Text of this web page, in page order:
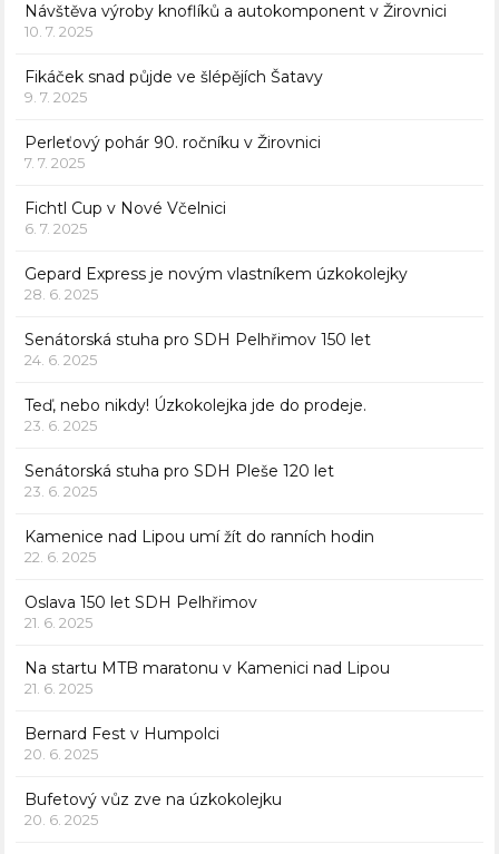
Návštěva výroby knoflíků a autokomponent v Žirovnici
10. 7. 2025
Fikáček snad půjde ve šlépějích Šatavy
9. 7. 2025
Perleťový pohár 90. ročníku v Žirovnici
7. 7. 2025
Fichtl Cup v Nové Včelnici
6. 7. 2025
Gepard Express je novým vlastníkem úzkokolejky
28. 6. 2025
Senátorská stuha pro SDH Pelhřimov 150 let
24. 6. 2025
Teď, nebo nikdy! Úzkokolejka jde do prodeje.
23. 6. 2025
Senátorská stuha pro SDH Pleše 120 let
23. 6. 2025
Kamenice nad Lipou umí žít do ranních hodin
22. 6. 2025
Oslava 150 let SDH Pelhřimov
21. 6. 2025
Na startu MTB maratonu v Kamenici nad Lipou
21. 6. 2025
Bernard Fest v Humpolci
20. 6. 2025
Bufetový vůz zve na úzkokolejku
20. 6. 2025